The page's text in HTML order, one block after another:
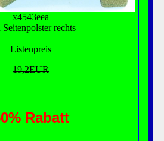
x4543eea
Seitenpolster rechts
Listenpreis
19,2EUR
Rabatt